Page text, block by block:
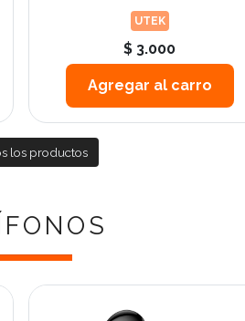
UTEK
$ 3.000
Agregar al carro
los productos